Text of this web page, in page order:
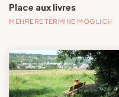
Place aux livres
MEHRERE TERMINE MÖGLICH